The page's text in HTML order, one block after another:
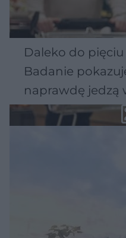
Daleko do
Badanie
naprawdę jedzą